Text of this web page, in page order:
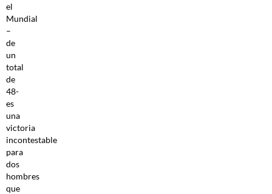
el
Mundial
–
de
un
total
de
48-
es
una
victoria
incontestable
para
dos
hombres
que